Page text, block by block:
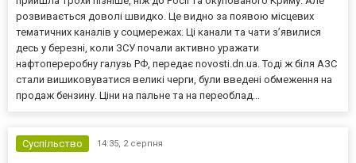
розвивається доволі швидко. Це видно за появою місцевих
тематичних каналів у соцмережах. Ці канали та чати з’явилися
десь у березні, коли ЗСУ почали активно уражати
нафтопереробну галузь РФ, передає novosti.dn.ua. Тоді ж біля АЗС
стали вишиковуватися великі черги, були введені обмеження на
продаж бензину. Ціни на пальне та на переоблад...
Суспільство 14:35, 2 серпня